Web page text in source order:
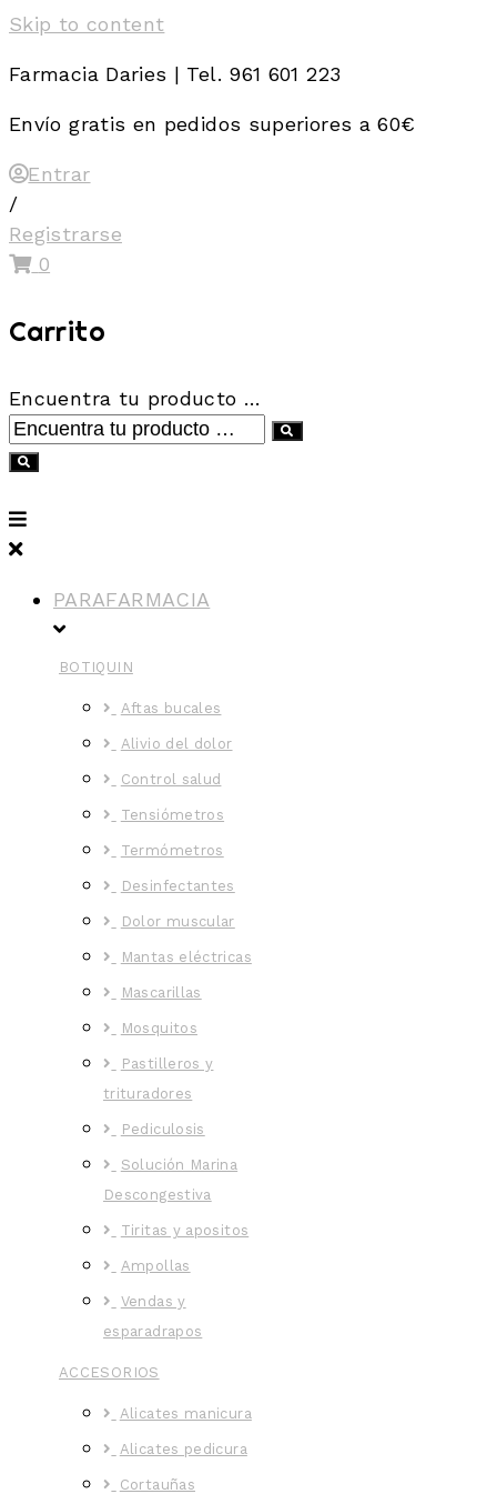
Skip to content
Farmacia Daries | Tel. 961 601 223
Envío gratis en pedidos superiores a 60€
Entrar
/
Registrarse
0
Carrito
Encuentra tu producto …
PARAFARMACIA
BOTIQUIN
Aftas bucales
Alivio del dolor
Control salud
Tensiómetros
Termómetros
Desinfectantes
Dolor muscular
Mantas eléctricas
Mascarillas
Mosquitos
Pastilleros y
trituradores
Pediculosis
Solución Marina
Descongestiva
Tiritas y apositos
Ampollas
Vendas y
esparadrapos
ACCESORIOS
Alicates manicura
Alicates pedicura
Cortauñas